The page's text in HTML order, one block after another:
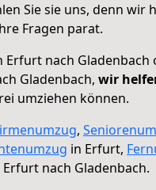
Sie sie uns, denn wir
Fragen parat.
Erfurt nach Gladenbach
Gladenbach, wir
umziehen können.
,
in Erfurt,
nach Gladenbach.